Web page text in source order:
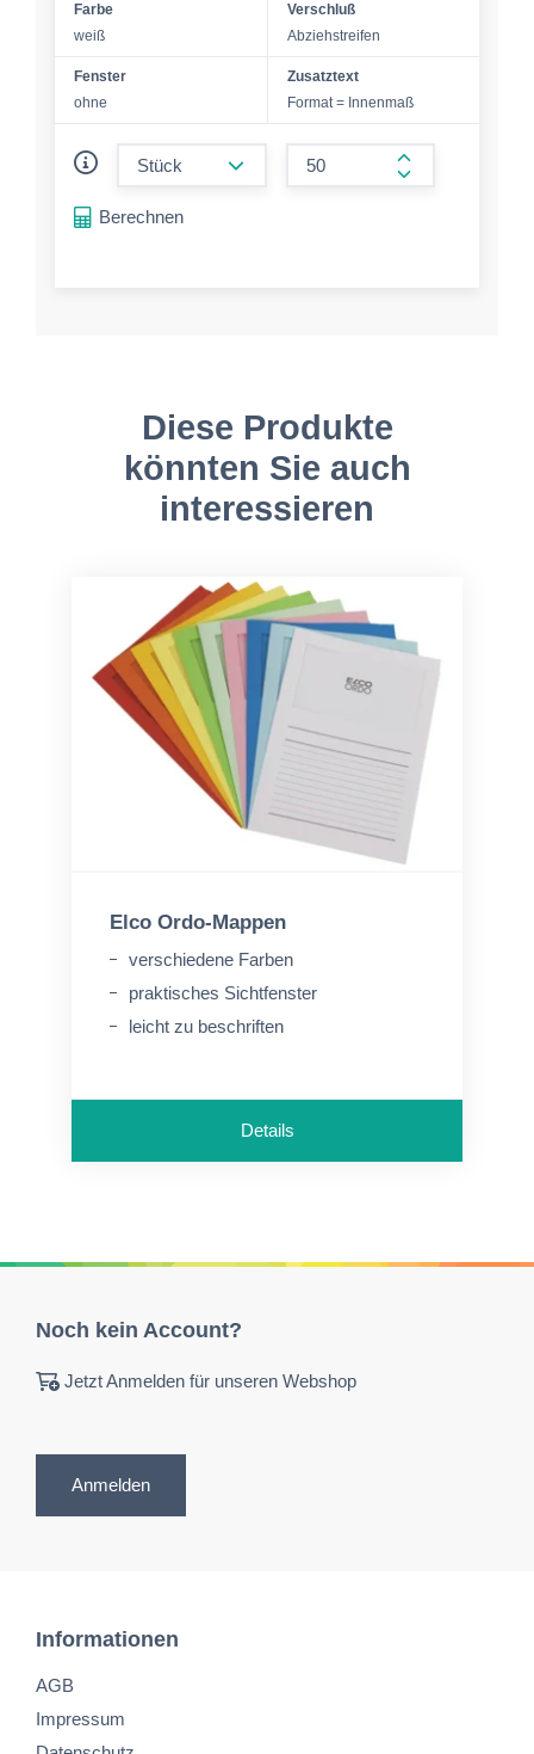
Farbe
weiß
Verschluß
Abziehstreifen
Fenster
ohne
Zusatztext
Format = Innenmaß
form.increase-
Berechnen
Diese Produkte
könnten Sie auch
interessieren
Elco Ordo-Mappen
verschiedene Farben
praktisches Sichtfenster
leicht zu beschriften
Details
Noch kein Account?
Jetzt Anmelden für unseren Webshop
Anmelden
Informationen
AGB
Impressum